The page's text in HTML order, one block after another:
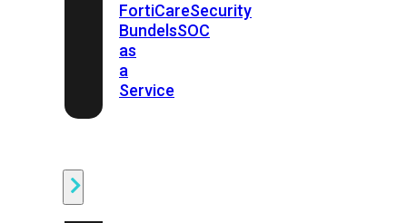
FortiCareSecurity
BundelsSOC
as
a
Service